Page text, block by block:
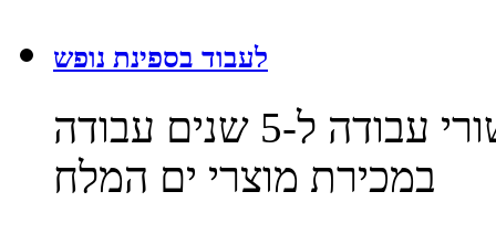
לעבוד בספינת נופש
עבודה חוקית בספינות נופש - אישורי עבודה ל-5 שנים עבודה
במכירת מוצרי ים המלח